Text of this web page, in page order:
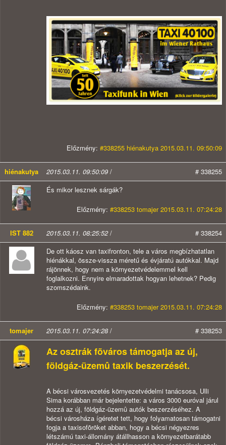
Előzmény: #338255 hiénakutya 2015.03.11. 09:50:09
hiénakutya 2015.03.11. 09:50:09 /
# 338255
És mikor lesznek sárgák?
Előzmény: #338253 tomajer 2015.03.11. 07:24:28
IST 882 2015.03.11. 08:25:52/
# 338254
De ott káosz van taxifronton, tele a város megbízhatatlan
hiénákkal, össze-vissza méretű és évjáratú autókkal. Majd
rájönnek, hogy nem a környezetvédelemmel kell
foglalkozni. Ennyire elmaradottak hogyan lehetnek? Pedig
szomszédaink.
Előzmény: #338253 tomajer 2015.03.11. 07:24:28
tomajer 2015.03.11. 07:24:28 / # 338253
Az osztrák fõváros támogatja az új,
földgáz-üzemû taxik beszerzését.
A bécsi városvezetés környezetvédelmi tanácsosa, Ulli
Sima korábban már bejelentette: a város 3000 euróval járul
hozzá az új, földgáz-üzemû autók beszerzéséhez. A
bécsi városháza ígéretet tett, hogy folyamatosan támogatni
fogja a taxisofõröket abban, hogy a bécsi négyezres
létszámú taxi-állomány átállhasson a környezetbarátabb